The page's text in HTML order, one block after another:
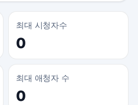
최대 시청자수
0
최대 애청자 수
0